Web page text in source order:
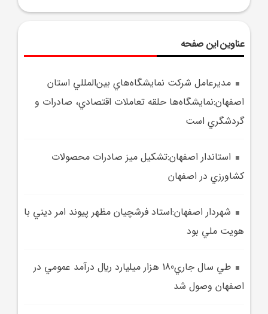
عناوین این صفحه
مديرعامل شرکت نمايشگاه‌هاي بين‌المللي استان
اصفهان:نمايشگاه‌ها حلقه تعاملات اقتصادي، صادرات و
گردشگري است
استاندار اصفهان:تشکيل ميز صادرات محصولات
کشاورزي در اصفهان
شهردار اصفهان:استاد فرشچيان مظهر پيوند امر ديني با
هويت ملي بود
طي سال جاري180 هزار ميليارد ريال درآمد عمومي در
اصفهان وصول شد